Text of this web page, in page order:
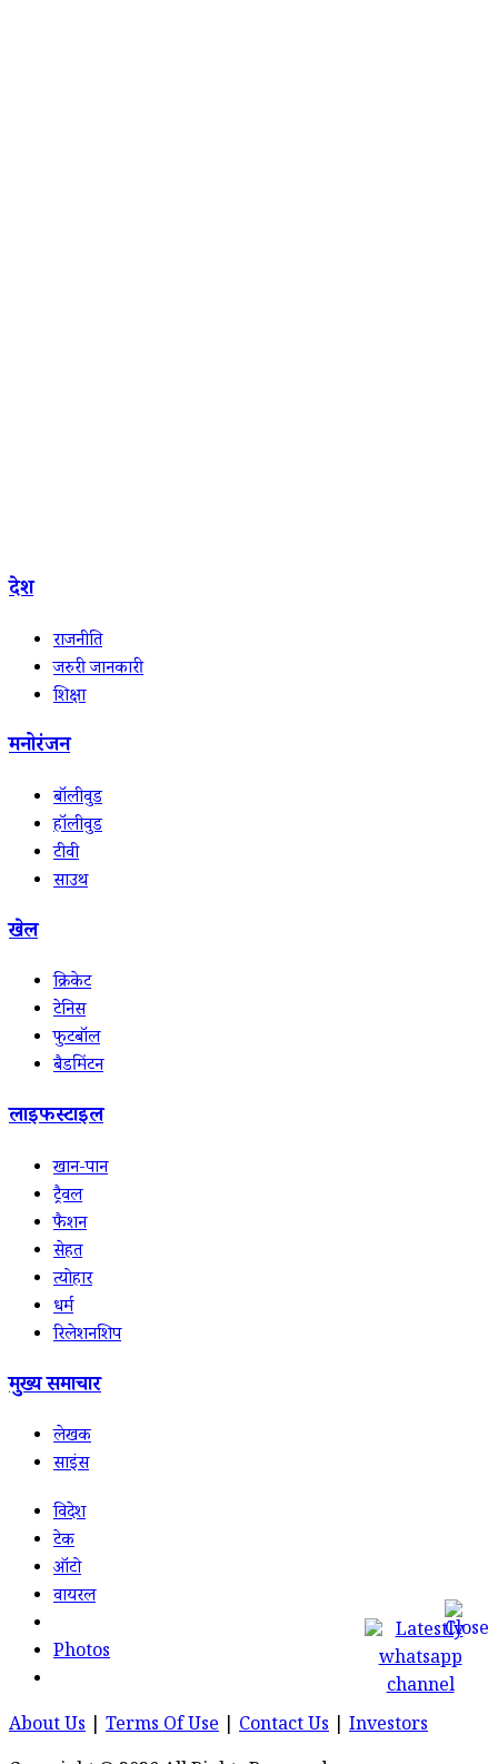
देश
राजनीति
जरुरी जानकारी
शिक्षा
मनोरंजन
बॉलीवुड
हॉलीवुड
टीवी
साउथ
खेल
क्रिकेट
टेनिस
फुटबॉल
बैडमिंटन
लाइफस्टाइल
खान-पान
ट्रैवल
फैशन
सेहत
त्योहार
धर्म
रिलेशनशिप
मुख्य समाचार
लेखक
साइंस
विदेश
टेक
ऑटो
वायरल
Photos
About Us Terms Of Use Contact Us
Investors